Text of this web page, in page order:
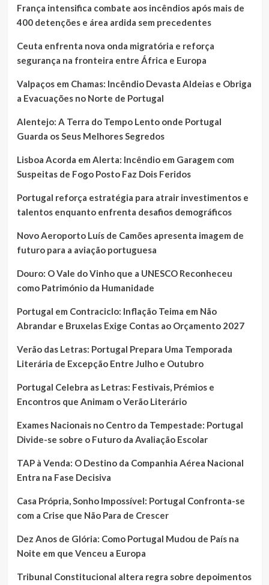
França intensifica combate aos incêndios após mais de
400 detenções e área ardida sem precedentes
Ceuta enfrenta nova onda migratória e reforça
segurança na fronteira entre África e Europa
Valpaços em Chamas: Incêndio Devasta Aldeias e Obriga
a Evacuações no Norte de Portugal
Alentejo: A Terra do Tempo Lento onde Portugal
Guarda os Seus Melhores Segredos
Lisboa Acorda em Alerta: Incêndio em Garagem com
Suspeitas de Fogo Posto Faz Dois Feridos
Portugal reforça estratégia para atrair investimentos e
talentos enquanto enfrenta desafios demográficos
Novo Aeroporto Luís de Camões apresenta imagem de
futuro para a aviação portuguesa
Douro: O Vale do Vinho que a UNESCO Reconheceu
como Património da Humanidade
Portugal em Contraciclo: Inflação Teima em Não
Abrandar e Bruxelas Exige Contas ao Orçamento 2027
Verão das Letras: Portugal Prepara Uma Temporada
Literária de Excepção Entre Julho e Outubro
Portugal Celebra as Letras: Festivais, Prémios e
Encontros que Animam o Verão Literário
Exames Nacionais no Centro da Tempestade: Portugal
Divide-se sobre o Futuro da Avaliação Escolar
TAP à Venda: O Destino da Companhia Aérea Nacional
Entra na Fase Decisiva
Casa Própria, Sonho Impossível: Portugal Confronta-se
com a Crise que Não Para de Crescer
Dez Anos de Glória: Como Portugal Mudou de País na
Noite em que Venceu a Europa
Tribunal Constitucional altera regra sobre depoimentos